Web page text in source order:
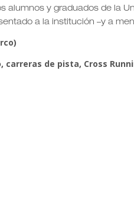
alumnos y graduados de la
a la institución –y a
carreras de pista, Cross